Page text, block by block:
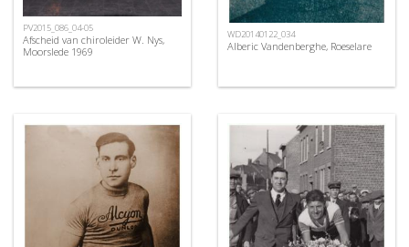
PV2015_086_04-05
Afscheid van chiroleider W. Nys,
Moorslede 1969
WD20140122_034
Alberic Vandenberghe, Roeselare